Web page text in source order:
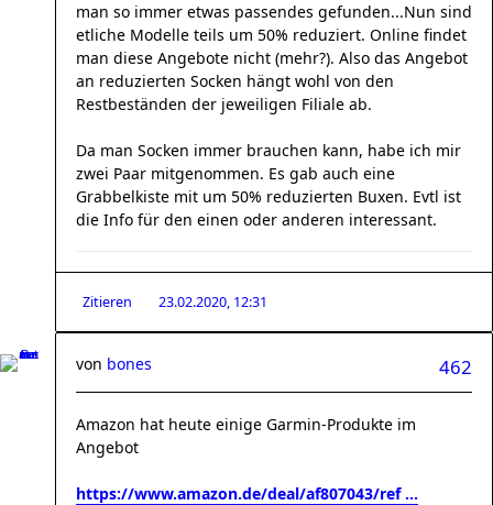
man so immer etwas passendes gefunden...Nun sind
etliche Modelle teils um 50% reduziert. Online findet
man diese Angebote nicht (mehr?). Also das Angebot
an reduzierten Socken hängt wohl von den
Restbeständen der jeweiligen Filiale ab.
Da man Socken immer brauchen kann, habe ich mir
zwei Paar mitgenommen. Es gab auch eine
Grabbelkiste mit um 50% reduzierten Buxen. Evtl ist
die Info für den einen oder anderen interessant.
Zitieren 23.02.2020, 12:31
462
von bones
Amazon hat heute einige Garmin-Produkte im
Angebot
https://www.amazon.de/deal/af807043/ref ...